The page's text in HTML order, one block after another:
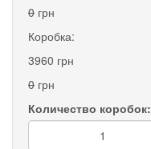
0 грн
Коробка:
3960 грн
0 грн
Количество коробок: